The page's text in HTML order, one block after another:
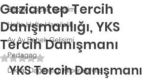
Bebek Çocuk Gelişimi
Hafta Hafta Hamilelik
Ay Ay Bebek Gelişimi
Pedagog
Dikkat Dağınıklığı Hiperaktivite
Gaziantep Tercih
Danışmanlığı, YKS
Tercih Danışmanı
5 üzerinden NaN yıldız
YKS Tercih Danışmanı